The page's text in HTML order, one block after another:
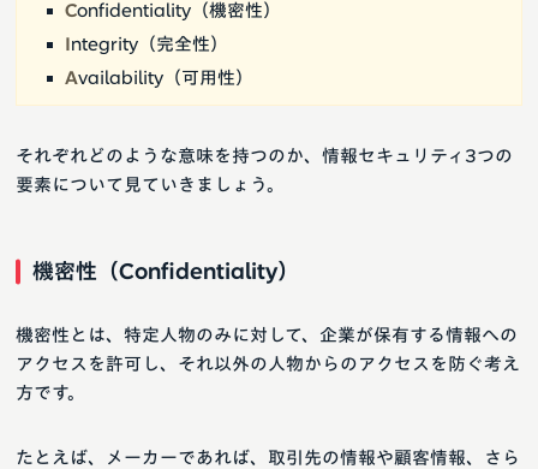
Confidentiality（機密性）
I ntegrity（完全性）
Availability（可用性）
それぞれどのような意味を持つのか、情報セキュリティ3つの
要素について見ていきましょう。
機密性（Confidentiality）
機密性とは、特定人物のみに対して、企業が保有する情報への
アクセスを許可し、それ以外の人物からのアクセスを防ぐ考え
方です。
たとえば、メーカーであれば、取引先の情報や顧客情報、さら